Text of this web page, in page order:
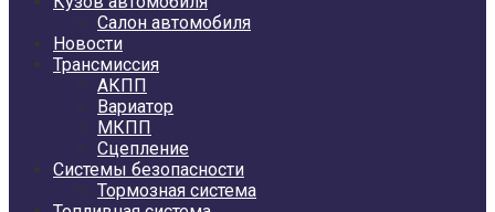
Салон автомобиля
Новости
Трансмиссия
АКПП
Вариатор
МКПП
Сцепление
Системы безопасности
Тормозная система